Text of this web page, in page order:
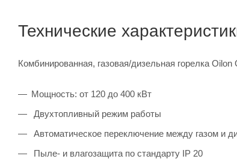
Технические
Комбинированная, газовая/дизельная горелка
Мощность: от 120 до 400 кВт
Двухтопливный режим работы
Автоматическое переключение между газом и
Пыле- и влагозащита по стандарту IP 20